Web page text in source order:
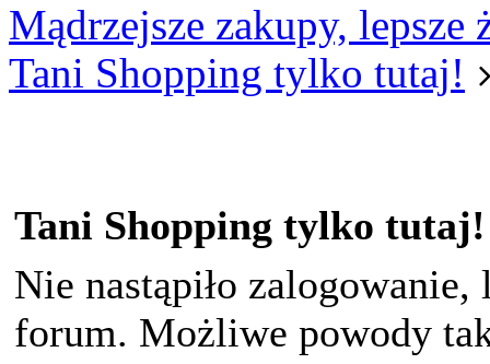
Mądrzejsze zakupy, lepsze
Tani Shopping tylko tutaj!
Tani Shopping tylko tutaj!
Nie nastąpiło
forum. Możliwe powody